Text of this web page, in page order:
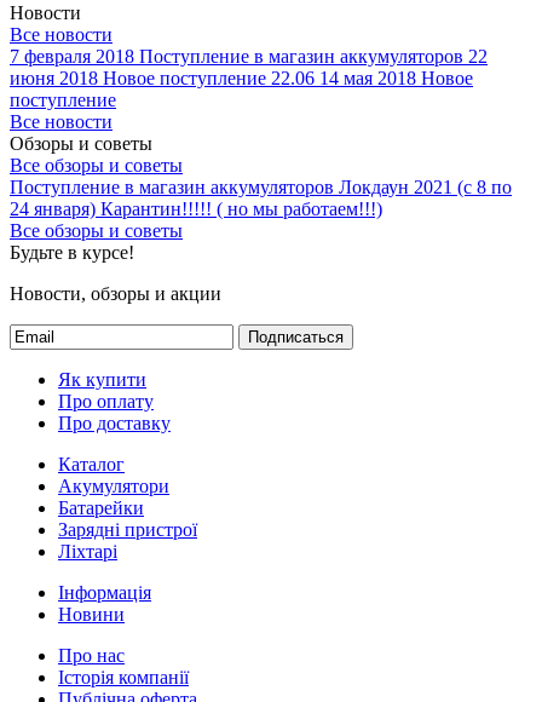
Новости
Все новости
7 февраля 2018 Поступление в магазин аккумуляторов 22
июня 2018 Новое поступление 22.06 14 мая 2018 Новое
поступление
Все новости
Обзоры и советы
Все обзоры и советы
Поступление в магазин аккумуляторов Локдаун 2021 (с 8 по
24 января) Карантин!!!!! ( но мы работаем!!!)
Все обзоры и советы
Будьте в курсе!
Новости, обзоры и акции
Подписаться
Як купити
Про оплату
Про доставку
Каталог
Акумулятори
Батарейки
Зарядні пристрої
Ліхтарі
Інформація
Новини
Про нас
Історія компанії